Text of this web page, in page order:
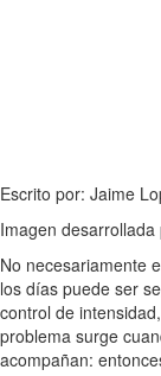
Escrito por: Jaime
Imagen desarrollada
No necesariamente
los días puede ser
control de
problema surge
acompañan: